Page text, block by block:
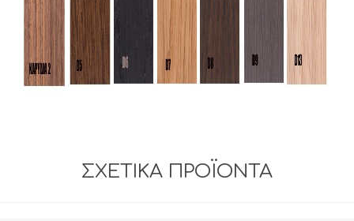
ΣΧΕΤΙΚΆ ΠΡΟΪΌΝΤΑ